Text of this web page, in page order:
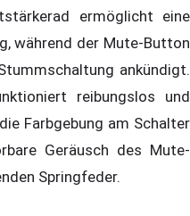
ermöglicht eine
während der Mute-Button
ankündigt.
reibungslos und
Farbgebung am Schalter
Geräusch des Mute-
Springfeder.